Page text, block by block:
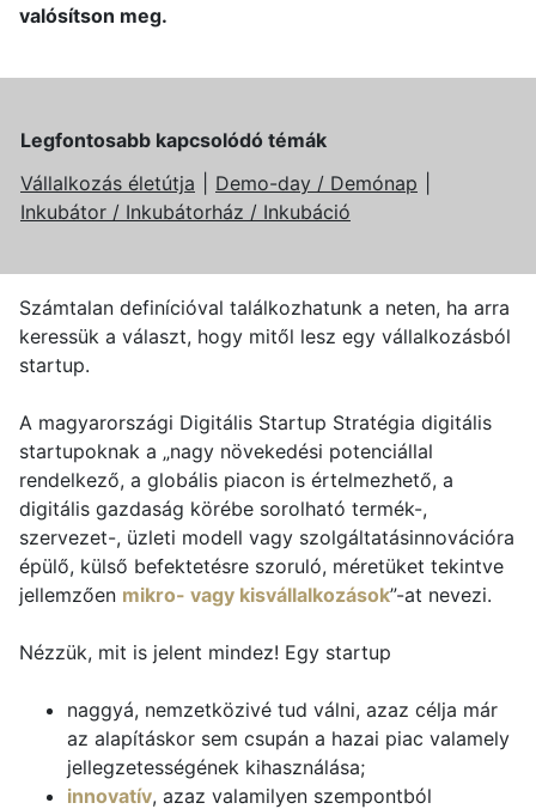
valósítson meg.
Legfontosabb kapcsolódó témák
Vállalkozás életútja
Demo-day / Demónap
Inkubátor / Inkubátorház / Inkubáció
Számtalan definícióval találkozhatunk a neten, ha arra
keressük a választ, hogy mitől lesz egy vállalkozásból
startup.
A magyarországi Digitális Startup Stratégia digitális
startupoknak a „nagy növekedési potenciállal
rendelkező, a globális piacon is értelmezhető, a
digitális gazdaság körébe sorolható termék-,
szervezet-, üzleti modell vagy szolgáltatásinnovációra
épülő, külső befektetésre szoruló, méretüket tekintve
jellemzően mikro- vagy kisvállalkozások”-at nevezi.
Nézzük, mit is jelent mindez! Egy startup
naggyá, nemzetközivé tud válni, azaz célja már
az alapításkor sem csupán a hazai piac valamely
jellegzetességének kihasználása;
innovatív, azaz valamilyen szempontból